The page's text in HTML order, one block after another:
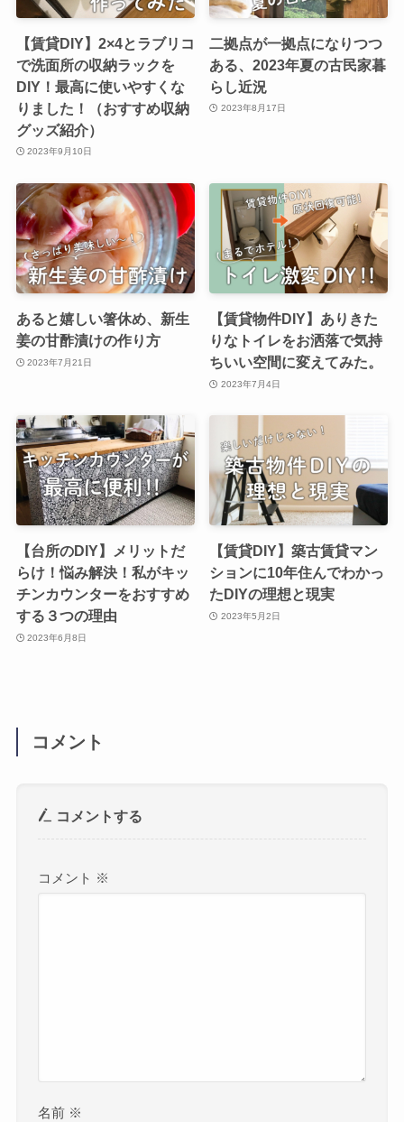
【賃貸DIY】2×4とラブリコ
で洗面所の収納ラックを
DIY！最高に使いやすくな
りました！（おすすめ収納
グッズ紹介）
2023年9月10日
二拠点が一拠点になりつつ
ある、2023年夏の古民家暮
らし近況
2023年8月17日
あると嬉しい箸休め、新生
姜の甘酢漬けの作り方
2023年7月21日
【賃貸物件DIY】ありきた
りなトイレをお洒落で気持
ちいい空間に変えてみた。
2023年7月4日
【台所のDIY】メリットだ
らけ！悩み解決！私がキッ
チンカウンターをおすすめ
する３つの理由
2023年6月8日
【賃貸DIY】築古賃貸マン
ションに10年住んでわかっ
たDIYの理想と現実
2023年5月2日
コメント
コメントする
コメント ※
名前 ※